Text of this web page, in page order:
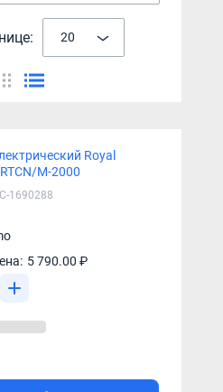
20
Royal
M-2000
1690288
5 790.00 ₽